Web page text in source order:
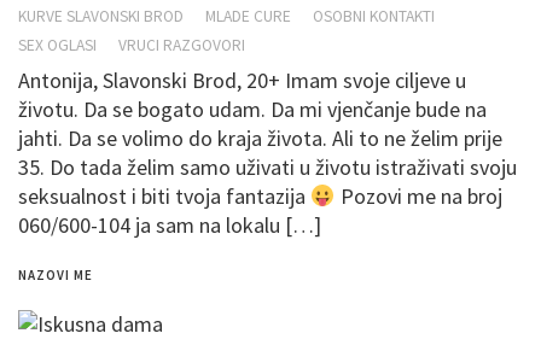
KURVE SLAVONSKI BROD
MLADE CURE
OSOBNI KONTAKTI
SEX OGLASI
VRUCI RAZGOVORI
Antonija, Slavonski Brod, 20+ Imam svoje ciljeve u
životu. Da se bogato udam. Da mi vjenčanje bude na
jahti. Da se volimo do kraja života. Ali to ne želim prije
35. Do tada želim samo uživati u životu istraživati svoju
seksualnost i biti tvoja fantazija
Pozovi me na broj
060/600-104 ja sam na lokalu […]
NAZOVI ME